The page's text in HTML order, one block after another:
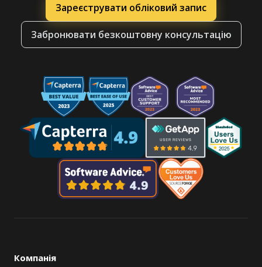
Зареєструвати обліковий запис
Забронювати безкоштовну консультацію
Компанія